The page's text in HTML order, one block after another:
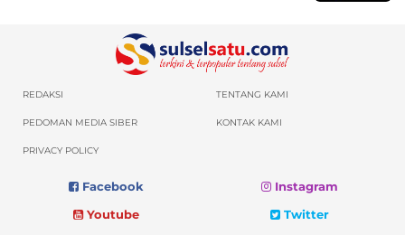
REDAKSI TENTANG KAMI
PEDOMAN MEDIA SIBER KONTAK KAMI
PRIVACY POLICY
Facebook
Instagram
Youtube
Twitter